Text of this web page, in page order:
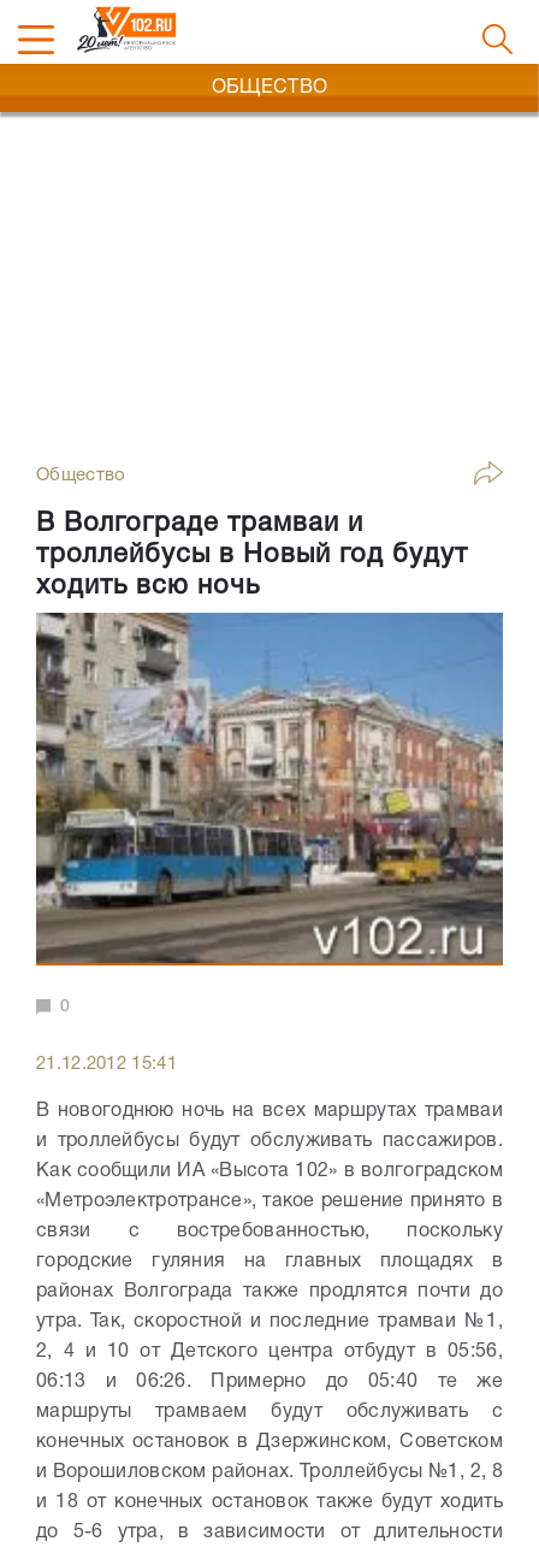
ОБЩЕСТВО
Общество
В Волгограде трамваи и
троллейбусы в Новый год будут
ходить всю ночь
0
21.12.2012 15:41
В новогоднюю ночь на всех маршрутах трамваи
и троллейбусы будут обслуживать пассажиров.
Как сообщили ИА «Высота 102» в волгоградском
«Метроэлектротрансе», такое решение принято в
связи с востребованностью, поскольку
городские гуляния на главных площадях в
районах Волгограда также продлятся почти до
утра. Так, скоростной и последние трамваи №1,
2, 4 и 10 от Детского центра отбудут в 05:56,
06:13 и 06:26. Примерно до 05:40 те же
маршруты трамваем будут обслуживать с
конечных остановок в Дзержинском, Советском
и Ворошиловском районах. Троллейбусы №1, 2, 8
и 18 от конечных остановок также будут ходить
до 5-6 утра, в зависимости от длительности